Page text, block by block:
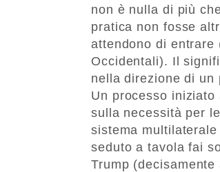
non è nulla di più
pratica non fosse
attendono di entrare
Occidentali). Il
nella direzione di un
Un processo
sulla necessità per
sistema
seduto a tavola fai
Trump